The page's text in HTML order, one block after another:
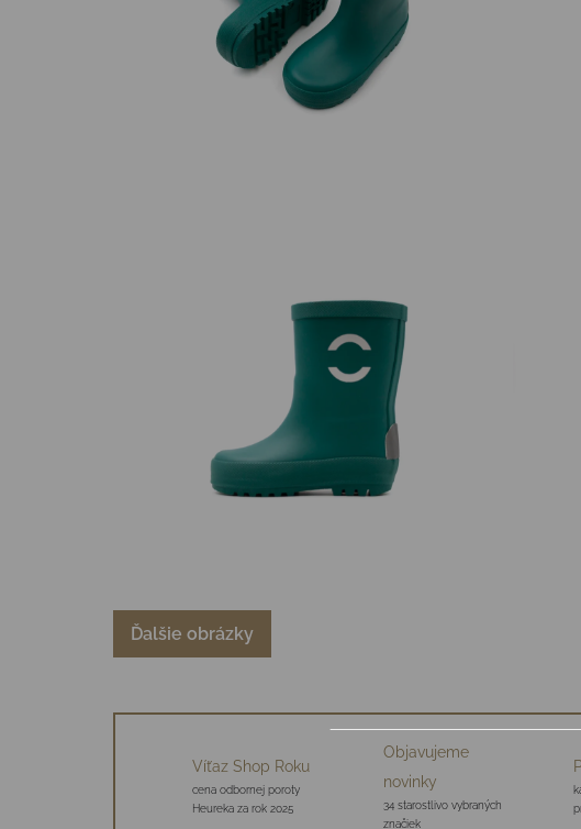
Ďalšie obrázky
Víťaz Shop Roku
cena odbornej poroty
Heureka za rok 2025
Objavujeme
novinky
34 starostlivo vybraných
značiek